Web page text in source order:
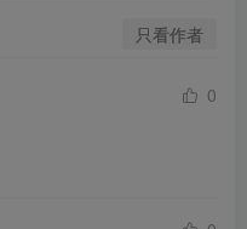
只看作者
0